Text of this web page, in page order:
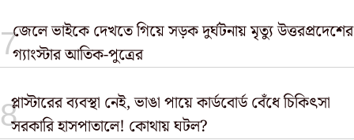
জেলে ভাইকে দেখতে গিয়ে সড়ক দুর্ঘটনায় মৃত্যু উত্তরপ্রদেশের
গ্যাংস্টার আতিক-পুত্রের
প্লাস্টারের ব্যবস্থা নেই, ভাঙা পায়ে কার্ডবোর্ড বেঁধে চিকিৎসা
সরকারি হাসপাতালে! কোথায় ঘটল?